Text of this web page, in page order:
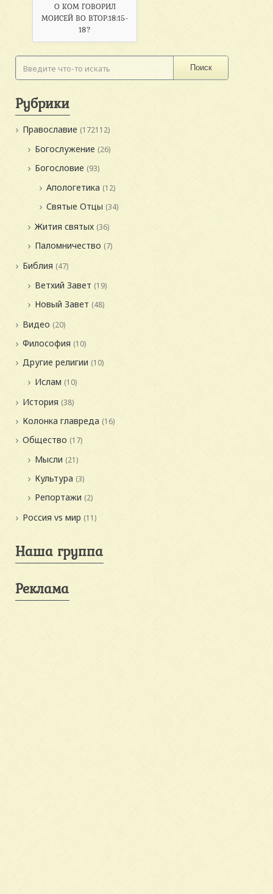
О КОМ ГОВОРИЛ
МОИСЕЙ ВО ВТОР.18:15-
18?
Поиск
Рубрики
Православие (172112)
Богослужение (26)
Богословие (93)
Апологетика (12)
Святые Отцы (34)
Жития святых (36)
Паломничество (7)
Библия (47)
Ветхий Завет (19)
Новый Завет (48)
Видео (20)
Философия (10)
Другие религии (10)
Ислам (10)
История (38)
Колонка главреда (16)
Общество (17)
Мысли (21)
Культура (3)
Репортажи (2)
Россия vs мир (11)
Наша группа
Реклама